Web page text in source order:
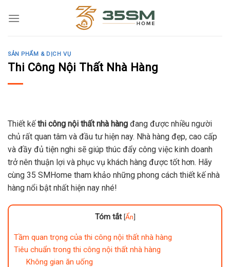
SẢN PHẨM & DỊCH VỤ
Thi Công Nội Thất Nhà Hàng
Thiết kếthi công nội thất nhà hàng đang được nhiều người
chủ rất quan tâm và đầu tư hiện nay. Nhà hàng đẹp, cao cấp
và đầy đủ tiện nghi sẽ giúp thúc đẩy công việc kinh doanh
trở nên thuận lợi và phục vụ khách hàng được tốt hơn. Hãy
cùng 35 SMHome tham khảo những phong cách thiết kế nhà
hàng nổi bật nhất hiện nay nhé!
Tóm tắt [Ẩn]
Tầm quan trọng của thi công nội thất nhà hàng
Tiêu chuẩn trong thi công nội thất nhà hàng
Không gian ăn uống